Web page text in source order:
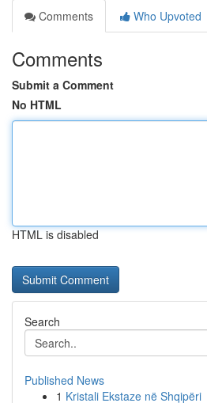
Comments
Who Upvoted
Comments
Submit a Comment
No HTML
HTML is disabled
Search
Published News
1 Kristali Ekstaze në Shqipëri